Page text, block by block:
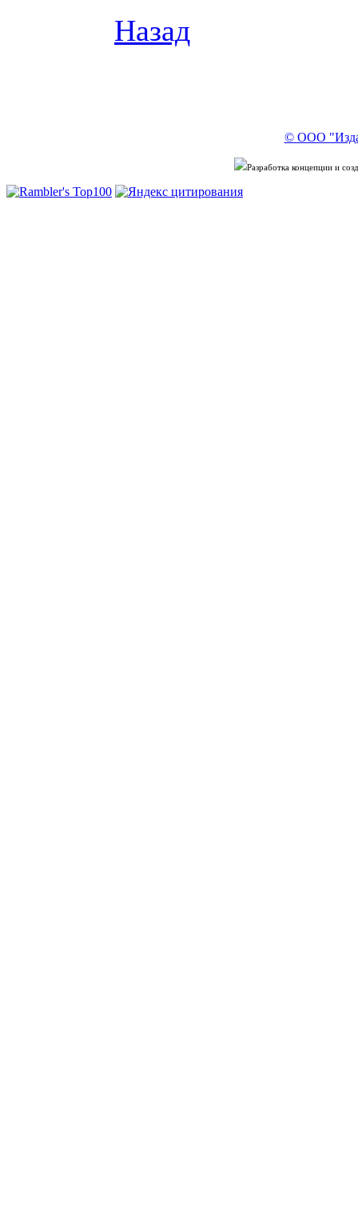
Назад
© ООО
Разработка концепции и